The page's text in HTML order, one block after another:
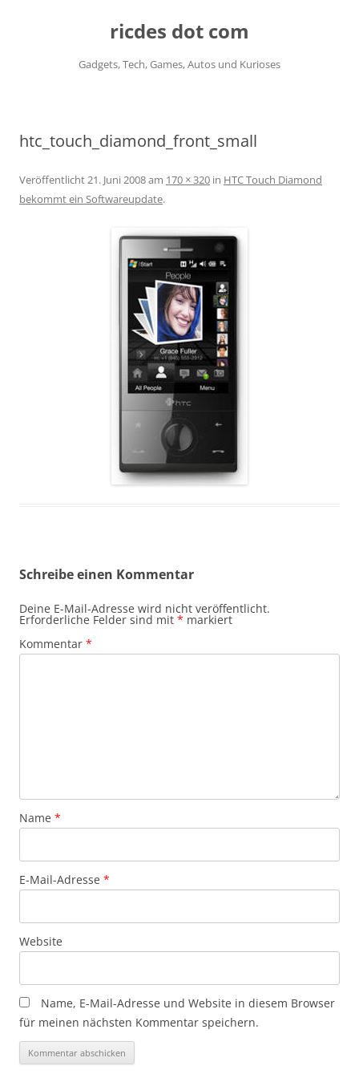
ricdes dot com
Gadgets, Tech, Games, Autos und Kurioses
htc_touch_diamond_front_small
Veröffentlicht21. Juni 2008am 170 × 320 in HTC Touch Diamond
bekommt ein Softwareupdate.
Schreibe einen Kommentar
Deine E-Mail-Adresse wird nicht veröffentlicht.
Erforderliche Felder sind mit * markiert
Kommentar *
Name *
E-Mail-Adresse *
Website
Name, E-Mail-Adresse und Website in diesem Browser
für meinen nächsten Kommentar speichern.